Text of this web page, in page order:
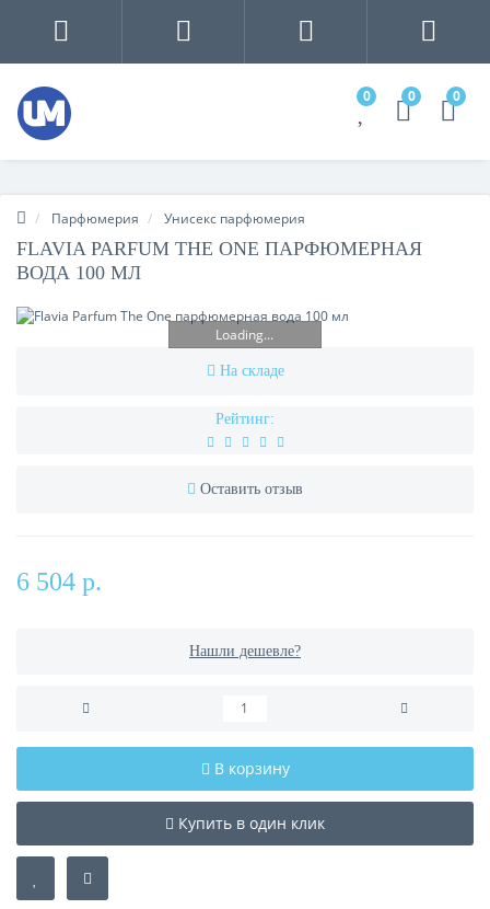
0 0 0
Парфюмерия Унисекс парфюмерия
FLAVIA PARFUM THE ONE ПАРФЮМЕРНАЯ
ВОДА 100 МЛ
Loading...
На складе
Рейтинг:
Оставить отзыв
6 504 р.
Нашли дешевле?
В корзину
Купить в один клик